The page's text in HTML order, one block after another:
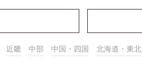
近畿 中部 中国・四国 北海道・東北